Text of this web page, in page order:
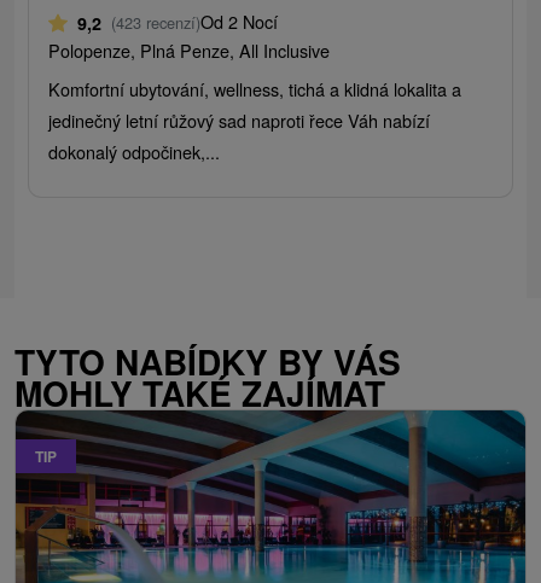
9,2 (423 recenzí)Od 2 Nocí
Polopenze, Plná Penze, All Inclusive
Komfortní ubytování, wellness, tichá a klidná lokalita a
jedinečný letní růžový sad naproti řece Váh nabízí
dokonalý odpočinek,...
TYTO NABÍDKY BY VÁS
MOHLY TAKÉ ZAJÍMAT
TIP